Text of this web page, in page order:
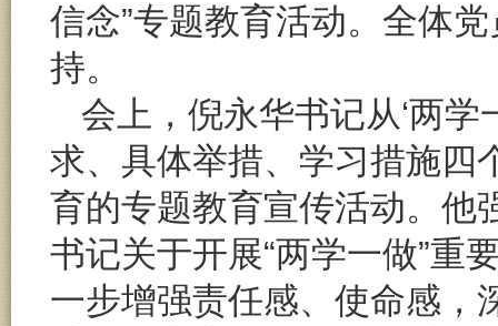
信念”专题教育活动。全体
持。
会上，倪永华书记从‘两
求、具体举措、学习措施四
育的专题教育宣传活动。他
书记关于开展“两学一做”重
一步增强责任感、使命感，